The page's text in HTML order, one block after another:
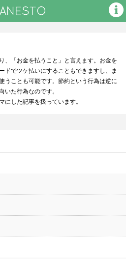
、「お金を払うこと」と言えます。お金を
ドでツケ払いにすることもできますし、ま
うことも可能です。節約という行為は逆に
いた行為なのです。
にした記事を扱っています。